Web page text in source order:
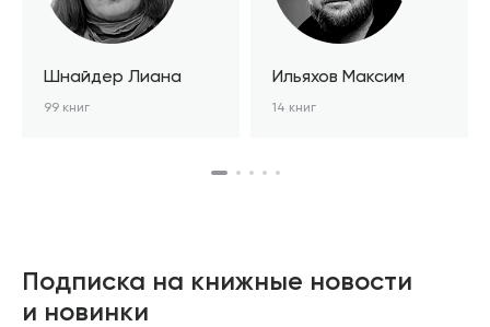
Шнайдер Лиана
99 книг
Ильяхов Максим
14 книг
Подписка на книжные новости
и новинки